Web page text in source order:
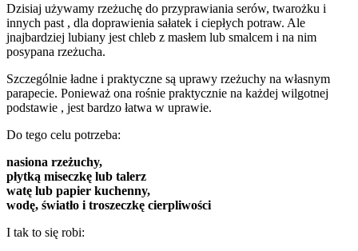
Dzisiaj używamy rzeżuchę do przyprawiania serów, twarożku i
innych past , dla doprawienia sałatek i ciepłych potraw. Ale
jnajbardziej lubiany jest chleb z masłem lub smalcem i na nim
posypana rzeżucha.
Szczególnie ładne i praktyczne są uprawy rzeżuchy na własnym
parapecie. Ponieważ ona rośnie praktycznie na każdej wilgotnej
podstawie , jest bardzo łatwa w uprawie.
Do tego celu potrzeba:
nasiona rzeżuchy,
płytką miseczkę lub talerz
watę lub papier kuchenny,
wodę, światło i troszeczkę cierpliwości
I tak to się robi: